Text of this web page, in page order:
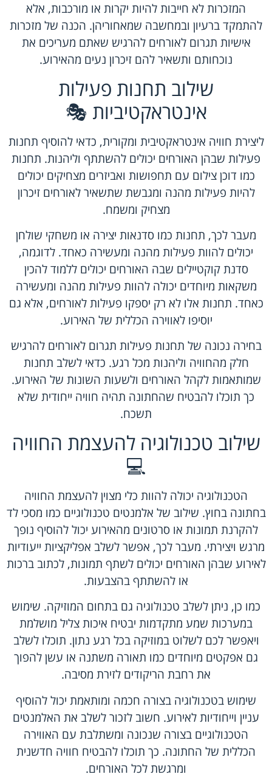
המזכרות לא חייבות להיות יקרות או מורכבות, אלא
להתמקד ברעיון ובמחשבה שמאחוריהן. הכנה של מזכרות
אישיות תגרום לאורחים להרגיש שאתם מעריכים את
נוכחותם ותשאיר להם זיכרון נעים מהאירוע.
שילוב תחנות פעילות
אינטראקטיביות 🎭
ליצירת חוויה אינטראקטיבית ומקורית, כדאי להוסיף תחנות
פעילות שבהן האורחים יכולים להשתתף וליהנות. תחנות
כמו דוכן צילום עם תחפושות ואביזרים מצחיקים יכולים
להיות פעילות מהנה ומגבשת שתשאיר לאורחים זיכרון
מצחיק ומשמח.
מעבר לכך, תחנות כמו סדנאות יצירה או משחקי שולחן
יכולים להוות פעילות מהנה ומעשירה כאחד. לדוגמה,
סדנת קוקטיילים שבה האורחים יכולים ללמוד להכין
משקאות מיוחדים יכולה להוות פעילות מהנה ומעשירה
כאחד. תחנות אלו לא רק יספקו פעילות לאורחים, אלא גם
יוסיפו לאווירה הכללית של האירוע.
בחירה נכונה של תחנות פעילות תגרום לאורחים להרגיש
חלק מהחוויה וליהנות מכל רגע. כדאי לשלב תחנות
שמותאמות לקהל האורחים ולשעות השונות של האירוע.
כך תוכלו להבטיח שהחתונה תהיה חוויה ייחודית שלא
תשכח.
שילוב טכנולוגיה להעצמת החוויה
💻
הטכנולוגיה יכולה להוות כלי מצוין להעצמת החוויה
בחתונה בחוץ. שילוב של אלמנטים טכנולוגיים כמו מסכי לד
להקרנת תמונות או סרטונים מהאירוע יכול להוסיף נופך
מרגש ויצירתי. מעבר לכך, אפשר לשלב אפליקציות ייעודיות
לאירוע שבהן האורחים יכולים לשתף תמונות, לכתוב ברכות
או להשתתף בהצבעות.
כמו כן, ניתן לשלב טכנולוגיה גם בתחום המוזיקה. שימוש
במערכות שמע מתקדמות יבטיח איכות צליל מושלמת
ויאפשר לכם לשלוט במוזיקה בכל רגע נתון. תוכלו לשלב
גם אפקטים מיוחדים כמו תאורה משתנה או עשן להפוך
את רחבת הריקודים לזירת מסיבה.
שימוש בטכנולוגיה בצורה חכמה ומותאמת יכול להוסיף
עניין וייחודיות לאירוע. חשוב לזכור לשלב את האלמנטים
הטכנולוגיים בצורה שנכונה ומשתלבת עם האווירה
הכללית של החתונה. כך תוכלו להבטיח חוויה חדשנית
ומרגשת לכל האורחים.